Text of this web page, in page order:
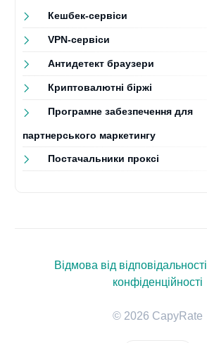
Кешбек-сервіси
VPN-сервіси
Антидетект браузери
Криптовалютні біржі
Програмне забезпечення для
партнерського маркетингу
Постачальники проксі
Відмова від відповідальності
конфіденційності
© 2026 CapyRate